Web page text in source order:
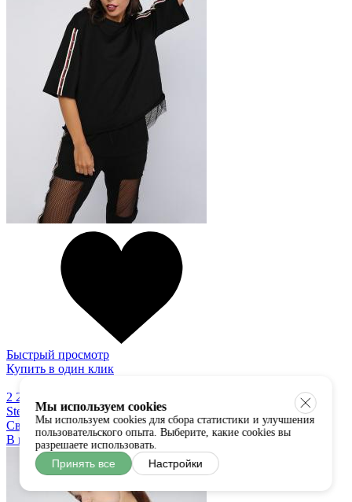
Быстрый просмотр
Купить в один клик
2 250 руб
Stella Milani
Свитшот
В наличии:
Мы используем cookies
Мы используем cookies для сбора статистики и улучшения
пользовательского опыта. Выберите, какие cookies вы
разрешаете использовать.
Принять все Настройки